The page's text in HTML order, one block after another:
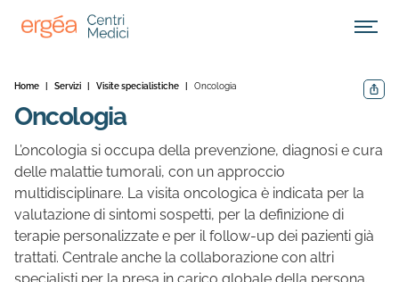
Apri
Home Servizi Visite specialistiche Oncologia
Oncologia
L’oncologia si occupa della prevenzione, diagnosi e cura
delle malattie tumorali, con un approccio
multidisciplinare. La visita oncologica è indicata per la
valutazione di sintomi sospetti, per la definizione di
terapie personalizzate e per il follow-up dei pazienti già
trattati. Centrale anche la collaborazione con altri